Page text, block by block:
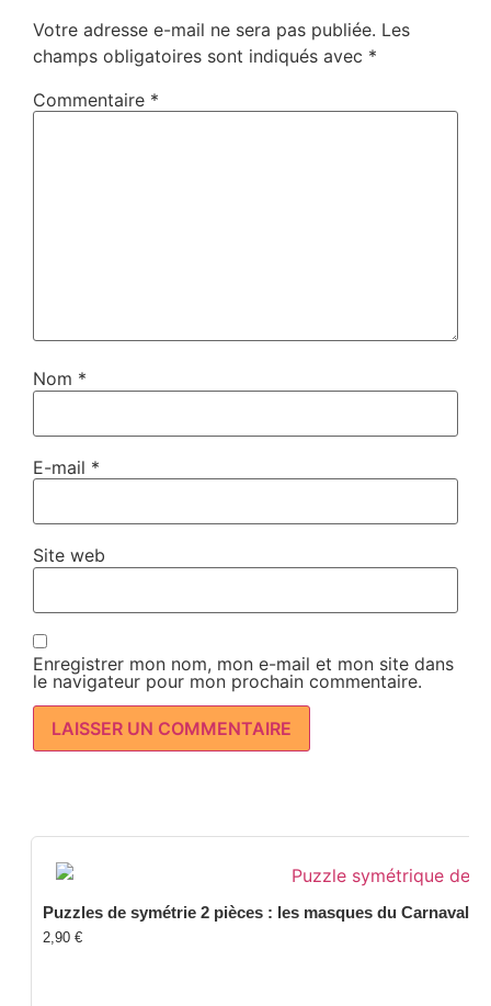
Votre adresse e-mail ne sera pas publiée. Les
champs obligatoires sont indiqués avec *
Commentaire *
Nom *
E-mail *
Site web
Enregistrer mon nom, mon e-mail et mon site dans
le navigateur pour mon prochain commentaire.
Puzzles de symétrie 2 pièces : les masques du Carnaval
2,90 €